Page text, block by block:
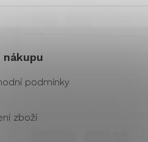
nákupu
podmínky
zboží